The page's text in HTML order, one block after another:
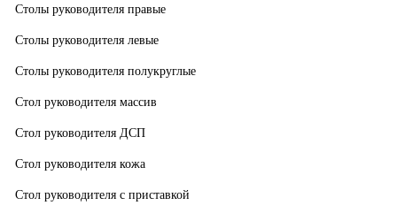
Столы руководителя правые
Столы руководителя левые
Столы руководителя полукруглые
Стол руководителя массив
Стол руководителя ДСП
Стол руководителя кожа
Стол руководителя с приставкой